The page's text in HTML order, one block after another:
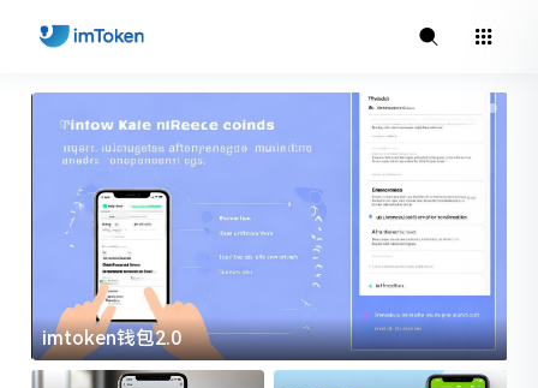
imtoken钱包2.0